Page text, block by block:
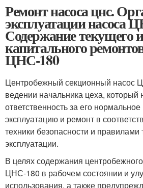
Ремонт насоса цнс.
эксплуатации насоса
Содержание текущего и
капитального
ЦНС-180
Центробежный секционный насос
ведении начальника цеха, который
ответственность за его
эксплуатацию и ремонт в
техники безопасности и правилами
эксплуатации.
В целях содержания
ЦНС-180 в рабочем состоянии и
использования, а также